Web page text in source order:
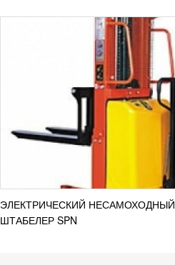
ЭЛЕКТРИЧЕСКИЙ НЕСАМОХОДНЫЙ
ШТАБЕЛЕР SPN